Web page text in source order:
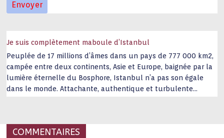
Je suis complètement maboule d’Istanbul
Peuplée de 17 millions d’âmes dans un pays de 777 000 km2,
campée entre deux continents, Asie et Europe, baignée par la
lumière éternelle du Bosphore, Istanbul n’a pas son égale
dans le monde. Attachante, authentique et turbulente
COMMENTAIRES